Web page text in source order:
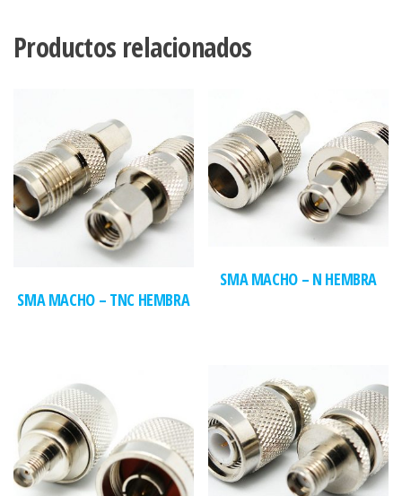
Productos relacionados
SMA MACHO – TNC HEMBRA
SMA MACHO – N HEMBRA